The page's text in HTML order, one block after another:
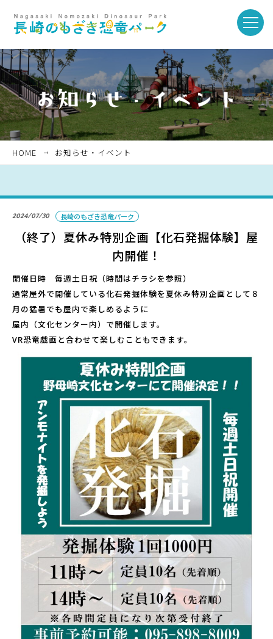
toggle
ホーム
お知らせ・イベント
パークのご紹介
こども広場
水仙の丘
軍艦島資料館
野母崎文化センター
インフォメーションセンター
恐竜パーク体育館
よくある質問
周辺スポット
アクセス
お問い合わせ
パーク概要
個人情報保護方針
HOME お知らせ・イベント
2024/07/30 長崎のもざき恐竜パーク
（終了）夏休み特別企画【化石発掘体験】屋
内開催！
開催日時 毎週土日祝（時間はチラシを参照）
通常屋外で開催している化石発掘体験を夏休み特別企画として８
月の猛暑でも屋内で楽しめるように
屋内（文化センター内）で開催します。
VR恐竜戯画と合わせて楽しむこともできます。